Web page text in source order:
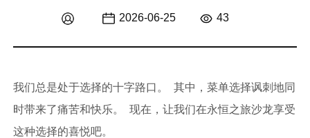
2026-06-25 43
我们总是处于选择的十字路口。 其中，菜单选择讽刺地同
时带来了痛苦和快乐。 现在，让我们在永恒之旅沙龙享受
这种选择的喜悦吧。